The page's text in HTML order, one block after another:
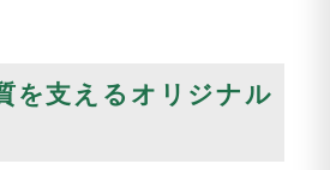
を支えるオリジナル